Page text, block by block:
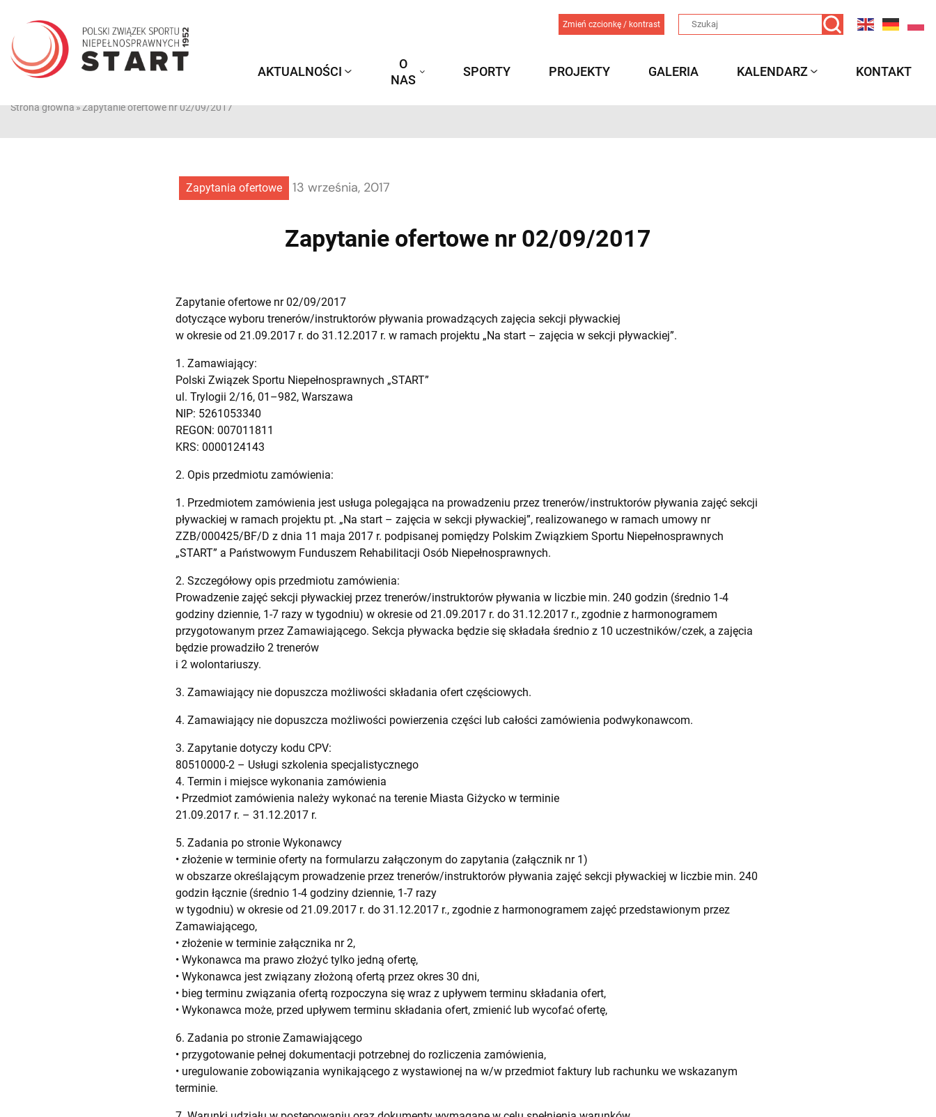
treści
Zmień czcionkę / kontrast
AKTUALNOŚCI
O
NAS
SPORTY PROJEKTY GALERIA KALENDARZ KONTAKT
Strona główna»Zapytanie ofertowe nr 02/09/2017
Zapytania ofertowe 13 września, 2017
Zapytanie ofertowe nr 02/09/2017
Zapytanie ofertowe nr 02/09/2017
dotyczące wyboru trenerów/instruktorów pływania prowadzących zajęcia sekcji pływackiej
w okresie od 21.09.2017 r. do 31.12.2017 r. w ramach projektu „Na start – zajęcia w sekcji pływackiej”.
1. Zamawiający:
Polski Związek Sportu Niepełnosprawnych „START”
ul. Trylogii 2/16, 01–982, Warszawa
NIP: 5261053340
REGON: 007011811
KRS: 0000124143
2. Opis przedmiotu zamówienia:
1. Przedmiotem zamówienia jest usługa polegająca na prowadzeniu przez trenerów/instruktorów pływania zajęć sekcji
pływackiej w ramach projektu pt. „Na start – zajęcia w sekcji pływackiej”, realizowanego w ramach umowy nr
ZZB/000425/BF/D z dnia 11 maja 2017 r. podpisanej pomiędzy Polskim Związkiem Sportu Niepełnosprawnych
„START” a Państwowym Funduszem Rehabilitacji Osób Niepełnosprawnych.
2. Szczegółowy opis przedmiotu zamówienia:
Prowadzenie zajęć sekcji pływackiej przez trenerów/instruktorów pływania w liczbie min. 240 godzin (średnio 1-4
godziny dziennie, 1-7 razy w tygodniu) w okresie od 21.09.2017 r. do 31.12.2017 r., zgodnie z harmonogramem
przygotowanym przez Zamawiającego. Sekcja pływacka będzie się składała średnio z 10 uczestników/czek, a zajęcia
będzie prowadziło 2 trenerów
i 2 wolontariuszy.
3. Zamawiający nie dopuszcza możliwości składania ofert częściowych.
4. Zamawiający nie dopuszcza możliwości powierzenia części lub całości zamówienia podwykonawcom.
3. Zapytanie dotyczy kodu CPV:
80510000-2 – Usługi szkolenia specjalistycznego
4. Termin i miejsce wykonania zamówienia
• Przedmiot zamówienia należy wykonać na terenie Miasta Giżycko w terminie
21.09.2017 r. – 31.12.2017 r.
5. Zadania po stronie Wykonawcy
• złożenie w terminie oferty na formularzu załączonym do zapytania (załącznik nr 1)
w obszarze określającym prowadzenie przez trenerów/instruktorów pływania zajęć sekcji pływackiej w liczbie min. 240
godzin łącznie (średnio 1-4 godziny dziennie, 1-7 razy
w tygodniu) w okresie od 21.09.2017 r. do 31.12.2017 r., zgodnie z harmonogramem zajęć przedstawionym przez
Zamawiającego,
• złożenie w terminie załącznika nr 2,
• Wykonawca ma prawo złożyć tylko jedną ofertę,
• Wykonawca jest związany złożoną ofertą przez okres 30 dni,
• bieg terminu związania ofertą rozpoczyna się wraz z upływem terminu składania ofert,
• Wykonawca może, przed upływem terminu składania ofert, zmienić lub wycofać ofertę,
6. Zadania po stronie Zamawiającego
• przygotowanie pełnej dokumentacji potrzebnej do rozliczenia zamówienia,
• uregulowanie zobowiązania wynikającego z wystawionej na w/w przedmiot faktury lub rachunku we wskazanym
terminie.